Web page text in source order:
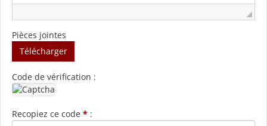
Pièces jointes
Télécharger
Code de vérification :
Recopiez ce code * :